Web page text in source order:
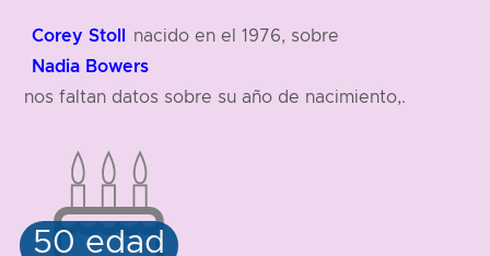
Corey Stoll nacido en el 1976, sobre
Nadia Bowers
nos faltan datos sobre su año de nacimiento,.